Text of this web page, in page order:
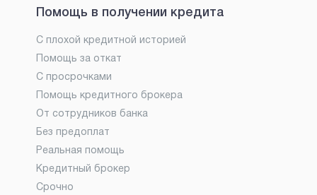
Помощь в получении кредита
С плохой кредитной историей
Помощь за откат
С просрочками
Помощь кредитного брокера
От сотрудников банка
Без предоплат
Реальная помощь
Кредитный брокер
Срочно